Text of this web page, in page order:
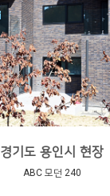
경기도 용인시 현장
ABC 모던 240